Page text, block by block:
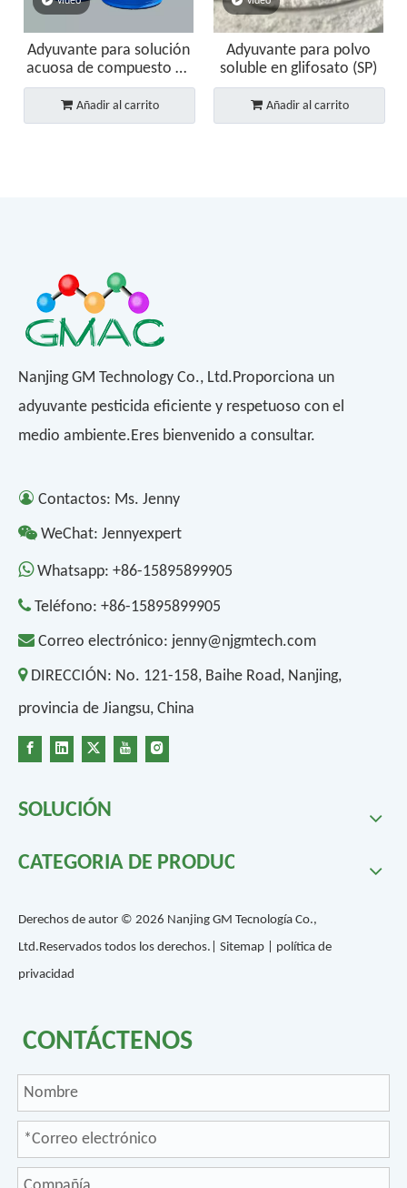
Adyuvante para solución
acuosa de compuesto de
glifosato (SL)
Añadir al carrito
Adyuvante para polvo
soluble en glifosato (SP)
Añadir al carrito
Nanjing GM Technology Co., Ltd.Proporciona un
adyuvante pesticida eficiente y respetuoso con el
medio ambiente.Eres bienvenido a consultar.
 Contactos: Ms. Jenny
 WeChat: Jennyexpert
 Whatsapp: +86-15895899905
 Teléfono: +86-15895899905
 Correo electrónico: jenny@njgmtech.com
 DIRECCIÓN: No. 121-158, Baihe Road, Nanjing,
provincia de Jiangsu, China
SOLUCIÓN
CATEGORIA DE PRODUCTO
Derechos de autor © 2026 Nanjing GM Tecnología Co.,
Ltd.Reservados todos los derechos.| Sitemap
política de
privacidad
CONTÁCTENOS